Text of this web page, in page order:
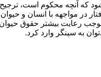
آنچه محکوم است، ترجیح
مواجهه با انسان و حیوان،
موجب رعایت بیشتر حقوق
به سینگر وارد کرد.